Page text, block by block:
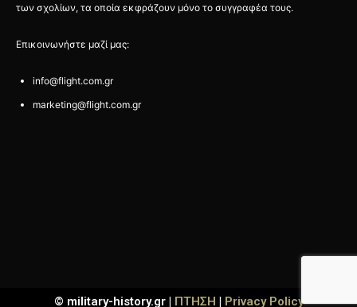
των σχολίων, τα οποία εκφράζουν μόνο το συγγραφέα τους.
Επικοινωνήστε μαζί μας:
info@flight.com.gr
marketing@flight.com.gr
© military-history.gr | ΠΤΗΣΗ | Privacy Policy